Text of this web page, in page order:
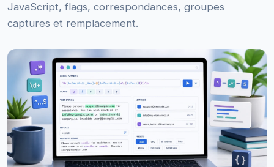
JavaScript, flags, correspondances, groupes
captures et remplacement.